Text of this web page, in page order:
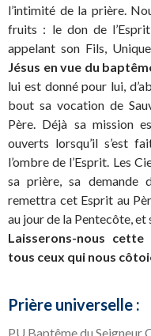
l’intimité de la prière.
fruits : le don de
appelant son Fils,
Jésus en vue du
lui est donné pour lui,
bout sa vocation de
Père. Déjà sa mission
ouverts lorsqu’il s’est
l’ombre de l’Esprit. Les
sa prière, sa demande
remettra cet Esprit au
au jour de la Pentecôte, et
Laisserons-nous
tous ceux qui nous
Prière universelle :
PU Baptême du Seigneur